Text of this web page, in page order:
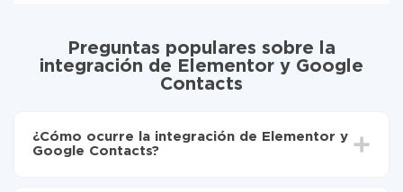
Preguntas populares sobre la
integración de Elementor y Google
Contacts
¿Cómo ocurre la integración de Elementor y
Google Contacts?